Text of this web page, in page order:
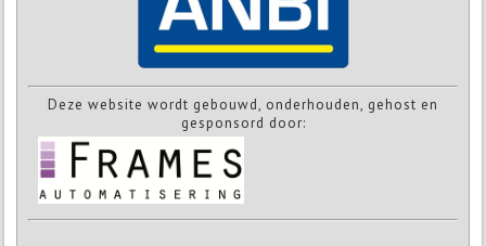
Deze website wordt gebouwd, onderhouden, gehost en
gesponsord door: